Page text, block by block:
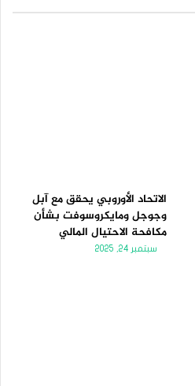
الاتحاد الأوروبي يحقق مع آبل
وجوجل ومايكروسوفت بشأن
مكافحة الاحتيال المالي
سبتمبر 24, 2025